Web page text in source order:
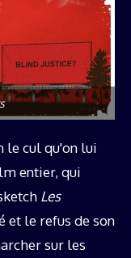
le cul qu'on lui
entier, qui
Les
et le refus de son
sur les